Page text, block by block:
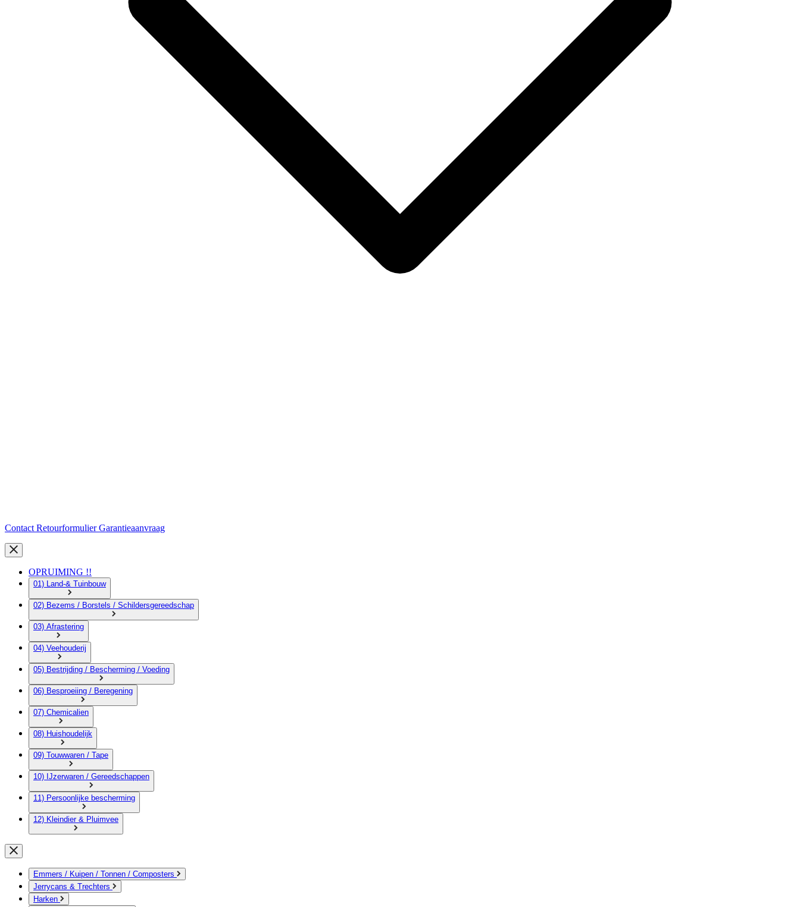
Contact RetourformulierGarantieaanvraag
OPRUIMING !!
01) Land-& Tuinbouw
02) Bezems / Borstels / Schildersgereedschap
03) Afrastering
04) Veehouderij
05) Bestrijding / Bescherming / Voeding
06) Besproeiing / Beregening
07) Chemicalien
08) Huishoudelijk
09) Touwwaren / Tape
10) IJzerwaren / Gereedschappen
11) Persoonlijke bescherming
12) Kleindier & Pluimvee
Emmers / Kuipen / Tonnen / Composters
Jerrycans & Trechters
Harken